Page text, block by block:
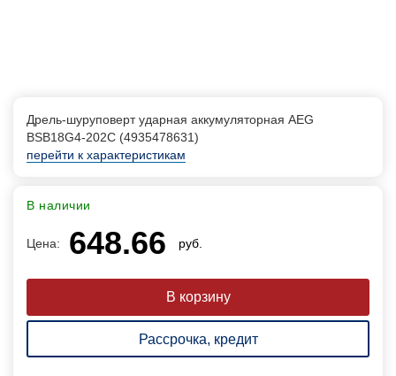
Дрель-шуруповерт ударная аккумуляторная AEG
BSB18G4-202C (4935478631)
перейти к характеристикам
В наличии
Цена: 648.66 руб.
Рассрочка, кредит